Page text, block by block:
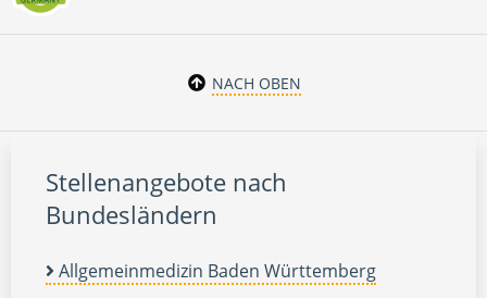
NACH OBEN
Stellenangebote nach
Bundesländern
Allgemeinmedizin Baden Württemberg